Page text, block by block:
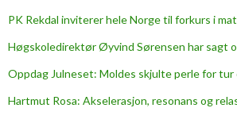
a
l
f
o
PK Rekdal inviterer hele Norge til forkurs i
Høgskoledirektør Øyvind Sørensen har sagt
Oppdag Julneset: Moldes skjulte perle for
Hartmut Rosa: Akselerasjon, resonans og